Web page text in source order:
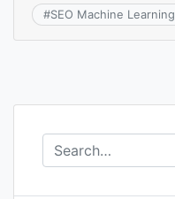
#SEO Machine Learning